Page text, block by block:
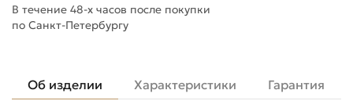
В течение 48-х часов после покупки
по Санкт-Петербургу
Об изделии Характеристики Гарантия